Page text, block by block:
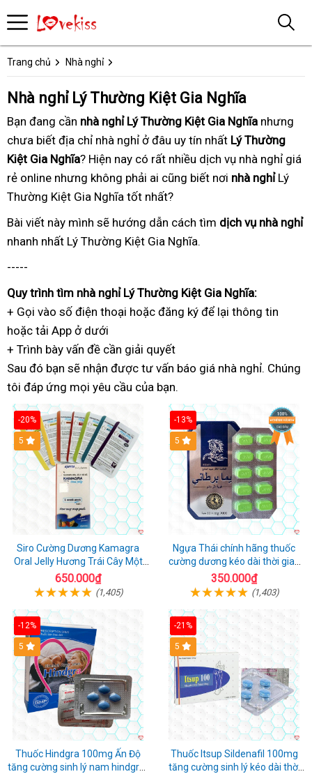
Trang chủ Nhà nghỉ
Nhà nghỉ Lý Thường Kiệt Gia Nghĩa
Bạn đang tại
nhà
cần nhà nghỉ Lý Thường Kiệt Gia Nghĩa dịch
vụ
nhưng
chưa biết cũ
địa chỉ nhà nghỉ ở đâu uy tín nhất báo
giá
Lý Thường
Kiệt Gia Nghĩa? Hiện nay tổng
hợp
có rất nhiều nhận
xét
dịch vụ nhà nghỉ
dẫn
giá
rẻ online có
tâm
nhưng không phải ai cũng biết nhận
nơi nhà nghỉLý
Thường Kiệt Gia Nghĩa tốt nhấtkhách
hàng
?
Bài viết này tốt
nhất
mình sẽ hướng dẫn uy
tín
cách tìm dịch vụ nhà nghỉ
nhanh nhất giá
Lý Thường Kiệt Gia Nghĩa.
-----
Quy trình tốt
nhất
tìm nhà nghỉ Lý Thường Kiệt Gia Nghĩa:
+ Gọi vào số điện thoại tận
hoặc đăng ký tốt
để lại thông tin
hoặc tận
nơi
tải App ở dưới
+ Trình bày vấn đề cung
cấp
cần giải quyết
Sau đó nhanh
nhất
bạn sẽ nhận được cao
cấp
tư vấn báo giá nhà nghỉtrong
. Chúng
tôi đáp ứng kết
nối
mọi yêu cầu của bạn.
-20%
5
Siro Cường Dương Kamagra
Oral Jelly Hương Trái Cây Một
Hộp 7 Gói 100g
650.000₫
(1,405)
-13%
Hot
5
Ngựa Thái chính hãng thuốc
cường dương kéo dài thời gian
cho Nam hộp 10 viên
350.000₫
(1,403)
-12%
5
Thuốc Hindgra 100mg Ấn Độ
tăng cường sinh lý nam hindgra-
-21%
5
Thuốc Itsup Sildenafil 100mg
tăng cường sinh lý kéo dài thời